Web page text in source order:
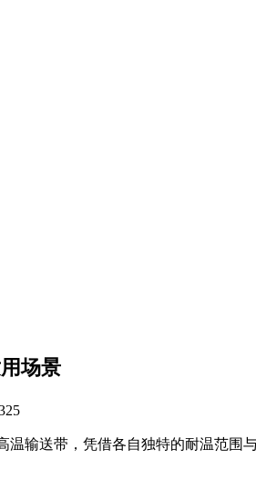
场景
输送带，凭借各自独特的耐温范围